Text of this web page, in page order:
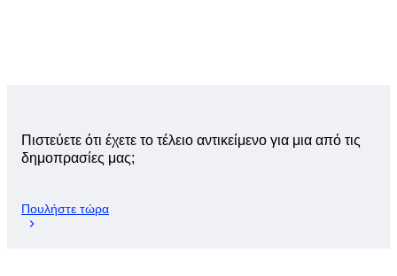
Πιστεύετε ότι έχετε το τέλειο αντικείμενο για μια από τις
δημοπρασίες μας;
Πουλήστε τώρα